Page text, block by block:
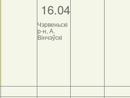
16.04
Чэрвеньскі
р-н, А.
Вінчэўскі